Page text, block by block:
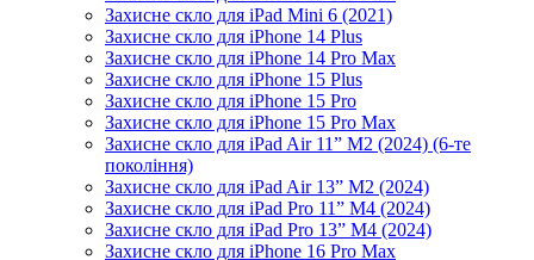
Захисне скло для iPad Mini 6 (2021)
Захисне скло для iPhone 14 Plus
Захисне скло для iPhone 14 Pro Max
Захисне скло для iPhone 15 Plus
Захисне скло для iPhone 15 Pro
Захисне скло для iPhone 15 Pro Max
Захисне скло для iPad Air 11” M2 (2024) (6-те
покоління)
Захисне скло для iPad Air 13” M2 (2024)
Захисне скло для iPad Pro 11” M4 (2024)
Захисне скло для iPad Pro 13” M4 (2024)
Захисне скло для iPhone 16 Pro Max